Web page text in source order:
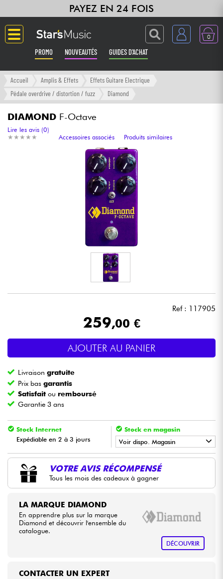
PAYEZ EN 24 FOIS
0
PROMO NOUVEAUTÉS GUIDES D'ACHAT
Langue
Amplis & Effets
Claviers & Pianos
Synthés & Sampleurs
Eclairage
Vents
Eveil Musical
Câbles & Access.
Packs
Accueil Amplis & Effets
Effets Guitare Electrique
Pédale overdrive / distortion / fuzz
Diamond
DIAMOND F-Octave
★ ★ ★ ★ ★
★ ★ ★ ★ ★
Lire les avis (0)
Accessoires associés
Produits similaires
Ref : 117905
259,00 €
AJOUTER AU PANIER
Livraisongratuite
Prix basgarantis
Satisfait ou remboursé
Garantie 3 ans
Stock Internet
Expédiable en 2 à 3 jours
Stock en magasin
Voir dispo. Magasin
• LA PÉDALE BYStar'SMusic
• Star' S MusicBORDEAUX
•
VOTRE AVIS RÉCOMPENSÉ
Tous les mois des cadeaux à gagner
LA MARQUE DIAMOND
En apprendre plus sur la marque
Diamond et découvrir l'ensemble du
catalogue.
DÉCOUVRIR
CONTACTER UN EXPERT